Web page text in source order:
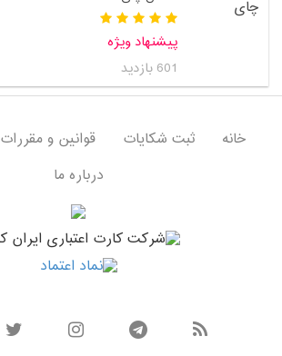
پیشنهاد ویژه
601 بازدید
خانه ثبت شکایات قوانین و مقررات
درباره ما